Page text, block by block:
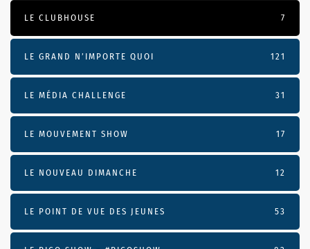
LE CLUBHOUSE 7
LE GRAND N’IMPORTE QUOI 121
LE MÉDIA CHALLENGE 31
LE MOUVEMENT SHOW 17
LE NOUVEAU DIMANCHE 12
LE POINT DE VUE DES JEUNES 53